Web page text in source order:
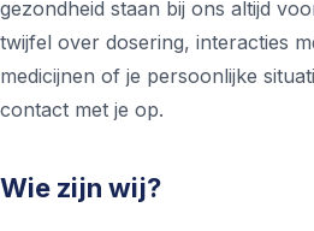
gezondheid staan bij ons altijd
twijfel over dosering, interacties
medicijnen of je persoonlijke
contact met je op.
Wie zijn wij?